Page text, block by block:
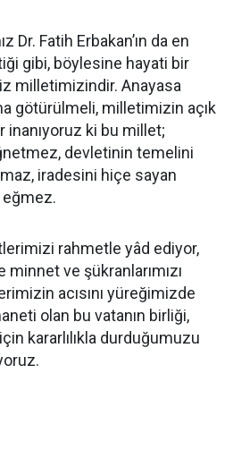
Dr. Fatih Erbakan’ın da en
gibi, böylesine hayati bir
milletimizindir. Anayasa
götürülmeli, milletimizin açık
inanıyoruz ki bu millet;
devletinin temelini
iradesini hiçe sayan
rahmetle yâd ediyor,
ve şükranlarımızı
acısını yüreğimizde
olan bu vatanın birliği,
kararlılıkla durduğumuzu